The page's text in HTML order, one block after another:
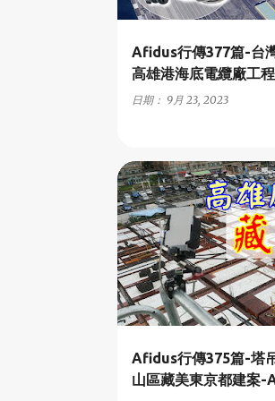
Afidus行傳377篇-台
高雄港海底電纜廠工
日期： 9月 23, 2023
Afidus行傳375篇-塔
山區藏美東京都建案-
A2-商業與住宅建案